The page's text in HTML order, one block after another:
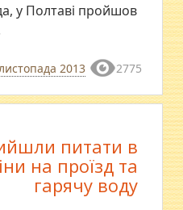
у Полтаві пройшов
2013 2775
питати в
на проїзд та
гарячу воду